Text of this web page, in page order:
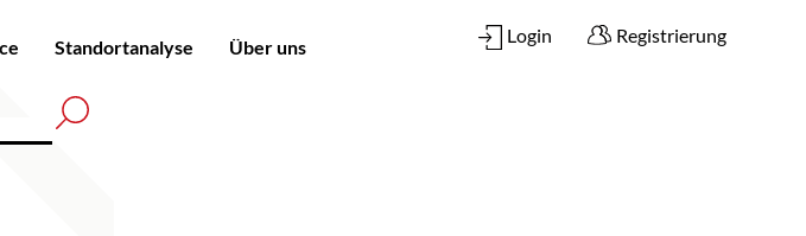
Standortanalyse Über uns
Login Registrierung